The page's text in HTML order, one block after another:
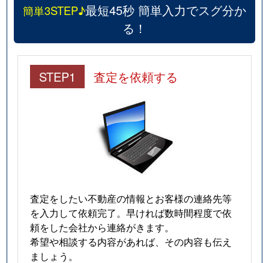
簡単3STEP♪最短45秒 簡単入力でスグ分か
る！
STEP1 査定を依頼する
査定をしたい不動産の情報とお客様の連絡先等
を入力して依頼完了。早ければ数時間程度で依
頼をした会社から連絡がきます。
希望や相談する内容があれば、その内容も伝え
ましょう。